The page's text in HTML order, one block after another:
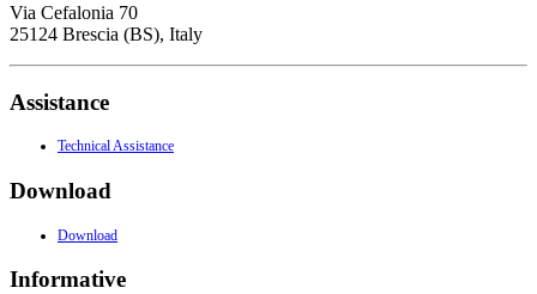
Via Cefalonia 70
25124 Brescia (BS), Italy
Assistance
Technical Assistance
Download
Download
Informative